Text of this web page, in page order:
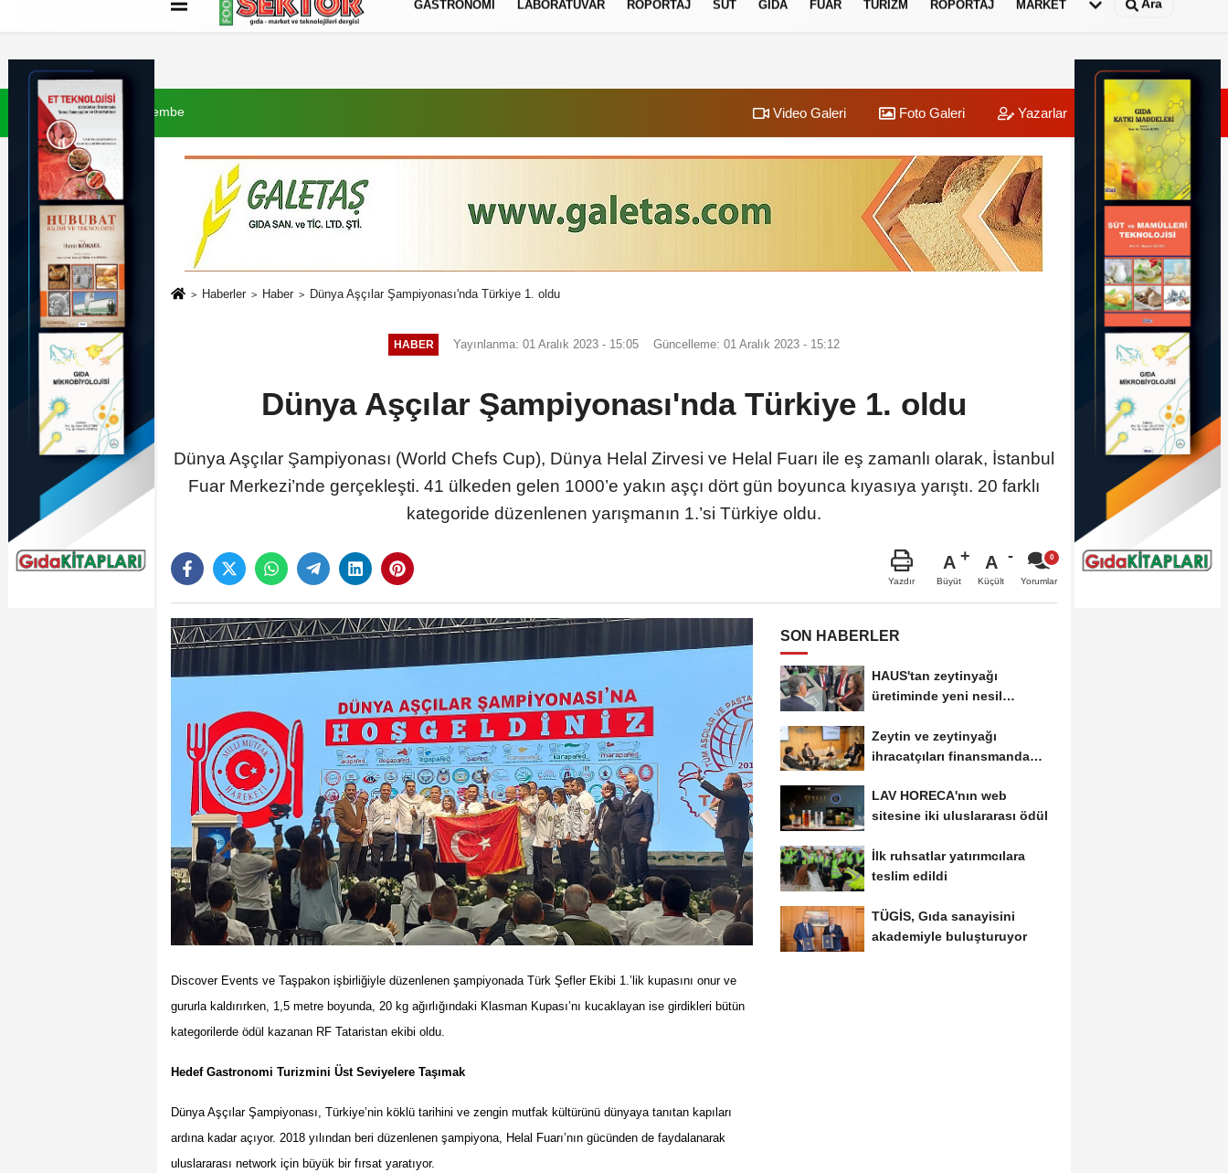
İletişim Çerez Politikası
GASTRONOMI LABORATUVAR RÖPORTAJ SÜT GIDA FUAR TURIZM RÖPORTAJ MARKET Ara
6 Ağustos 2026, Perşembe Video Galeri Foto Galeri Yazarlar Üye Paneli
Haberler Haber Dünya Aşçılar Şampiyonası'nda Türkiye 1. oldu
HABER Yayınlanma: 01 Aralık 2023 - 15:05 Güncelleme: 01 Aralık 2023 - 15:12
Dünya Aşçılar Şampiyonası'nda Türkiye 1. oldu
Dünya Aşçılar Şampiyonası (World Chefs Cup), Dünya Helal Zirvesi ve Helal Fuarı ile eş zamanlı olarak, İstanbul
Fuar Merkezi’nde gerçekleşti. 41 ülkeden gelen 1000’e yakın aşçı dört gün boyunca kıyasıya yarıştı. 20 farklı
kategoride düzenlenen yarışmanın 1.’si Türkiye oldu.
Yazdır
A
Büyüt
A
Küçült Yorumlar
Discover Events ve Taşpakon işbirliğiyle düzenlenen şampiyonada Türk Şefler Ekibi 1. ’ lik kupasını onur ve
gururla kaldırırken, 1,5 metre boyunda, 20 kg ağırlığındaki Klasman Kupası’nı kucaklayan ise girdikleri bütün
kategorilerde ödül kazanan RF Tataristan ekibi oldu.
Hedef Gastronomi Turizmini Üst Seviyelere Taşımak
Dünya Aşçılar Şampiyonası, Türkiye’nin köklü tarihini ve zengin mutfak kültürünü dünyaya tanıtan kapıları
ardına kadar açıyor. 2018 yılından beri düzenlenen şampiyona, Helal Fuarı’nın gücünden de faydalanarak
uluslararası network için büyük bir fırsat yaratıyor.
SON HABERLER
HAUS'tan zeytinyağı
üretiminde yeni nesil
Zeytin ve zeytinyağı
ihracatçıları finansmanda
LAV HORECA'nın web
sitesine iki uluslararası ödül
İlk ruhsatlar yatırımcılara
teslim edildi
TÜGİS, Gıda sanayisini
akademiyle buluşturuyor